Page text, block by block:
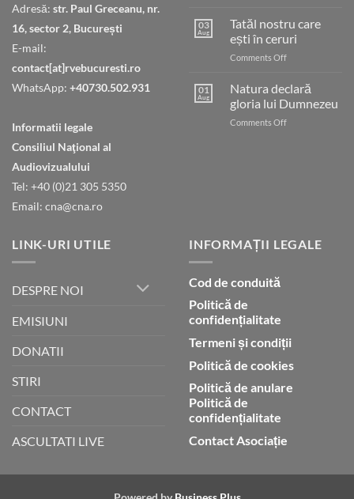
Adresă: str. Paul Greceanu, nr.
16, sector 2, București
E-mail:
contact[at]rvebucuresti.ro
WhatsApp: +40730.502.931
Informatii legale
Consiliul Naţional al
Audiovizualului
Tel: +40 (0)21 305 5350
Email: cna@cna.ro
03
Aug
Tatăl nostru care
ești în ceruri
Comments Offon
nostru
care
ești
în
01
Aug
Natura declară
gloria lui Dumnezeu
Comments Offon
LINK-URI UTILE
DESPRE NOI
EMISIUNI
DONATII
STIRI
CONTACT
ASCULTATI LIVE
INFORMAȚII LEGALE
Cod de conduită
Politică de
confidențialitate
Termeni și condiții
Politică de cookies
Politică de anulare
Politică de
confidențialitate
Contact Asociație